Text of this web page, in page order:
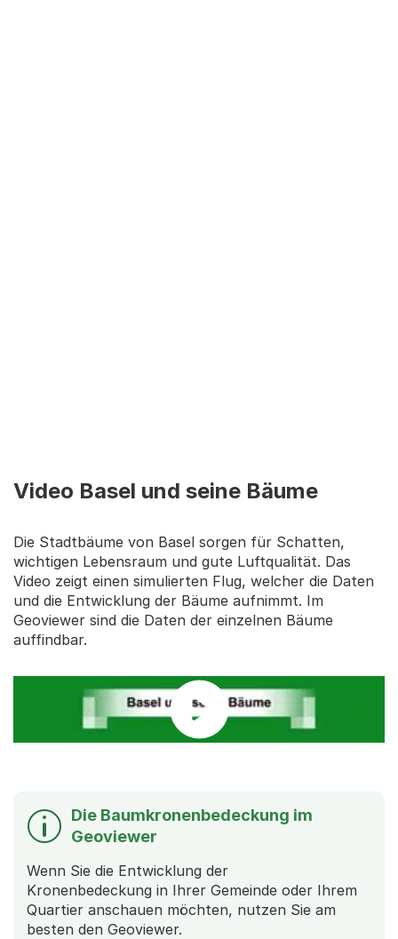
Video Basel und seine Bäume
Die Stadtbäume von Basel sorgen für Schatten,
wichtigen Lebensraum und gute Luftqualität. Das
Video zeigt einen simulierten Flug, welcher die Daten
und die Entwicklung der Bäume aufnimmt. Im
Geoviewer sind die Daten der einzelnen Bäume
auffindbar.
Die Baumkronenbedeckung im
Geoviewer
Wenn Sie die Entwicklung der
Kronenbedeckung in Ihrer Gemeinde oder Ihrem
Quartier anschauen möchten, nutzen Sie am
besten den Geoviewer.